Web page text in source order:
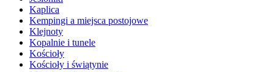
Kaplica
Kempingi a miejsca postojowe
Klejnoty
Kopalnie i tunele
Kościoły
Kościoły i świątynie